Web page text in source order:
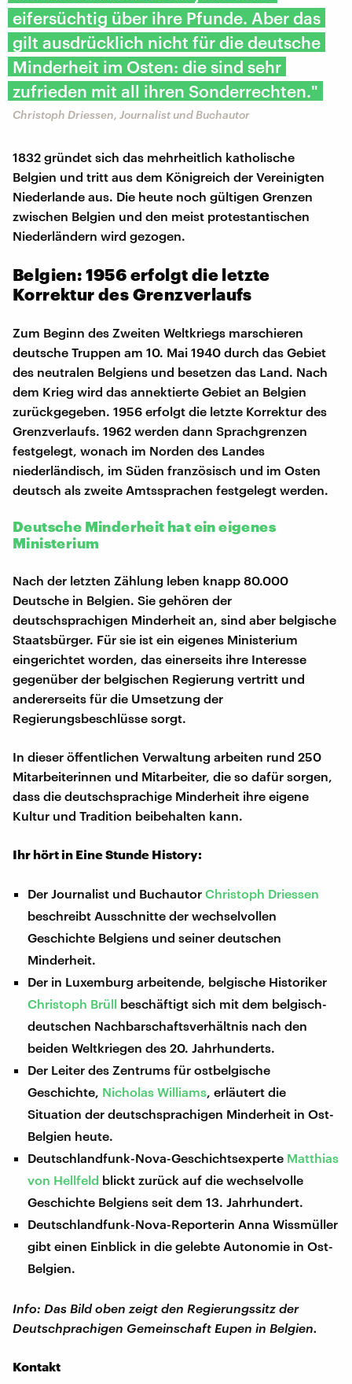
eifersüchtig über ihre Pfunde. Aber das
gilt ausdrücklich nicht für die deutsche
Minderheit im Osten: die sind sehr
zufrieden mit all ihren Sonderrechten."
Christoph Driessen, Journalist und Buchautor
1832 gründet sich das mehrheitlich katholische
Belgien und tritt aus dem Königreich der Vereinigten
Niederlande aus. Die heute noch gültigen Grenzen
zwischen Belgien und den meist protestantischen
Niederländern wird gezogen.
Belgien: 1956 erfolgt die letzte
Korrektur des Grenzverlaufs
Zum Beginn des Zweiten Weltkriegs marschieren
deutsche Truppen am 10. Mai 1940 durch das Gebiet
des neutralen Belgiens und besetzen das Land. Nach
dem Krieg wird das annektierte Gebiet an Belgien
zurückgegeben. 1956 erfolgt die letzte Korrektur des
Grenzverlaufs. 1962 werden dann Sprachgrenzen
festgelegt, wonach im Norden des Landes
niederländisch, im Süden französisch und im Osten
deutsch als zweite Amtssprachen festgelegt werden.
Deutsche Minderheit hat ein eigenes
Ministerium
Nach der letzten Zählung leben knapp 80.000
Deutsche in Belgien. Sie gehören der
deutschsprachigen Minderheit an, sind aber belgische
Staatsbürger. Für sie ist ein eigenes Ministerium
eingerichtet worden, das einerseits ihre Interesse
gegenüber der belgischen Regierung vertritt und
andererseits für die Umsetzung der
Regierungsbeschlüsse sorgt.
In dieser öffentlichen Verwaltung arbeiten rund 250
Mitarbeiterinnen und Mitarbeiter, die so dafür sorgen,
dass die deutschsprachige Minderheit ihre eigene
Kultur und Tradition beibehalten kann.
Ihr hört in Eine Stunde History:
Der Journalist und BuchautorChristoph Driessen
beschreibt Ausschnitte der wechselvollen
Geschichte Belgiens und seiner deutschen
Minderheit.
Der in Luxemburg arbeitende, belgische Historiker
Christoph Brüll beschäftigt sich mit dem belgisch-
deutschen Nachbarschaftsverhältnis nach den
beiden Weltkriegen des 20. Jahrhunderts.
Der Leiter des Zentrums für ostbelgische
Geschichte, Nicholas Williams , erläutert die
Situation der deutschsprachigen Minderheit in Ost-
Belgien heute.
Deutschlandfunk-Nova-Geschichtsexperte Matthias
von Hellfeld blickt zurück auf die wechselvolle
Geschichte Belgiens seit dem 13. Jahrhundert.
Deutschlandfunk-Nova-Reporterin Anna Wissmüller
gibt einen Einblick in die gelebte Autonomie in Ost-
Belgien.
Info: Das Bild oben zeigt den Regierungssitz der
Deutschprachigen Gemeinschaft Eupen in Belgien.
Kontakt